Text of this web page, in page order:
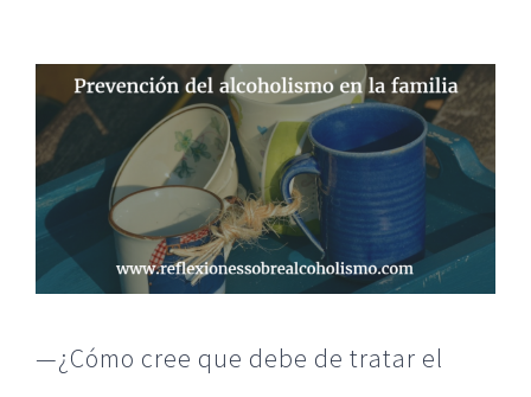
imagen
más
grande
—¿Cómo cree que debe de tratar el